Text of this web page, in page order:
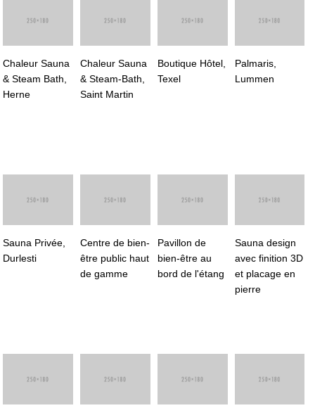
Chaleur Sauna
& Steam Bath,
Herne
Chaleur Sauna
& Steam-Bath,
Saint Martin
Boutique Hôtel,
Texel
Palmaris,
Lummen
Sauna Privée,
Durlesti
Centre de bien-
être public haut
de gamme
Pavillon de
bien-être au
bord de l'étang
Sauna design
avec finition 3D
et placage en
pierre